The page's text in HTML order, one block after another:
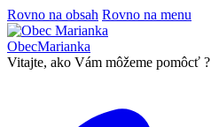
Rovno na obsah Rovno na menu
ObecMarianka
Vitajte, ako Vám môžeme pomôcť ?